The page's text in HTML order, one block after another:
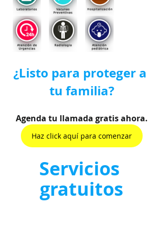
¿Listo para proteger a
tu familia?
Agenda tu llamada gratis ahora.
Haz click aquí para comenzar
Servicios
gratuitos